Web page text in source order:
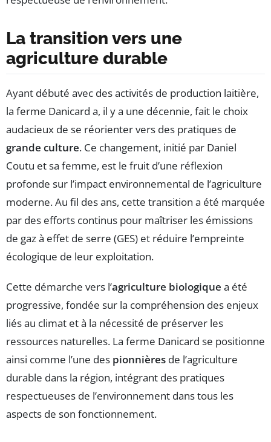
La transition vers une
agriculture durable
Ayant débuté avec des activités de production laitière,
la ferme Danicard a, il y a une décennie, fait le choix
audacieux de se réorienter vers des pratiques de
grande culture. Ce changement, initié par Daniel
Coutu et sa femme, est le fruit d’une réflexion
profonde sur l’impact environnemental de l’agriculture
moderne. Au fil des ans, cette transition a été marquée
par des efforts continus pour maîtriser les émissions
de gaz à effet de serre (GES) et réduire l’empreinte
écologique de leur exploitation.
Cette démarche vers l’agriculture biologique a été
progressive, fondée sur la compréhension des enjeux
liés au climat et à la nécessité de préserver les
ressources naturelles. La ferme Danicard se positionne
ainsi comme l’une des pionnières de l’agriculture
durable dans la région, intégrant des pratiques
respectueuses de l’environnement dans tous les
aspects de son fonctionnement.